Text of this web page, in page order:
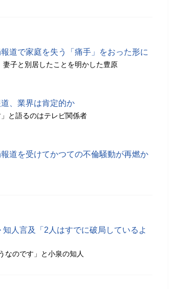
道で家庭を失う「痛手」をおった形に
子と別居したことを明かした豊原
、業界は肯定的か
と語るのはテレビ関係者
道を受けてかつての不倫騒動が再燃か
人言及「2人はすでに破局しているよ
なのです」と小泉の知人